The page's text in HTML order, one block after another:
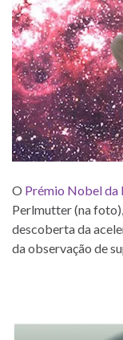
O Prémio Nobel da
Perlmutter (na foto),
descoberta da
da observação de